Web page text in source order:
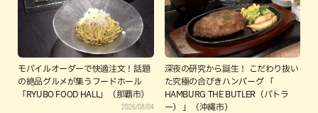
モバイルオーダーで快適注文！話題
の絶品グルメが集うフードホール
「RYUBO FOOD HALL」（那覇市）
2026/08/04
深夜の研究から誕生！ こだわり抜い
た究極の合びきハンバーグ 「
HAMBURG THE BUTLER（バトラ
ー） 」（沖縄市）